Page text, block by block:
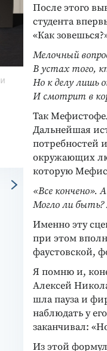
После этого
студента
«Как
Мелочный
В устах того,
Но к делу лишь
И смотрит в
Так
Дальнейшая
потребностей
окружающих
которую
«Все кончено».
Могло ли
Именно эту
при этом
фаустовской,
Я помню и,
Алексей
шла пауза и
наблюдать у
заканчивал:
Из этой